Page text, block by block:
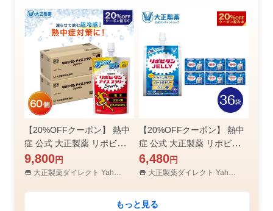
対策 ギフト
【20%OFFクーポン】 熱中
症 公式 大正製薬 リポビタン
アイススラリー Sports 60袋
ハニーレモン風味 熱中症対
9,800円
大正製薬ダイレクト Yahoo!店
【20%OFFクーポン】 熱中
症 公式 大正製薬 リポビタン
ゼリー 180g×36袋 熱中症対
策 1袋180kcal エネルギー摂
6,480円
大正製薬ダイレクト Yahoo!店
もっと見る